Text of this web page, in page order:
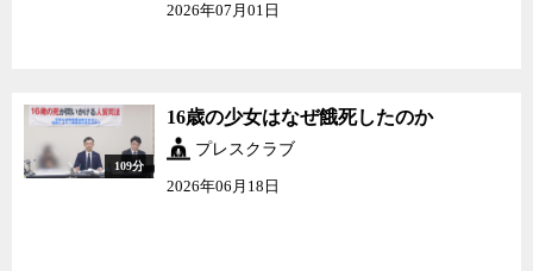
2026年07月01日
109分
16歳の少女はなぜ餓死したのか
プレスクラブ
2026年06月18日